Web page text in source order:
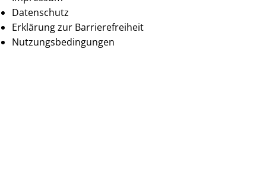
Datenschutz
Erklärung zur Barrierefreiheit
Nutzungsbedingungen